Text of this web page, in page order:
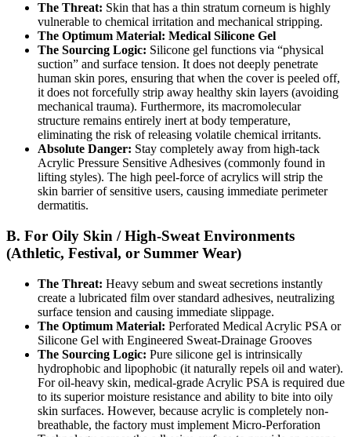
The Threat: Skin that has a thin stratum corneum is highly
vulnerable to chemical irritation and mechanical stripping.
The Optimum Material: Medical Silicone Gel
The Sourcing Logic: Silicone gel functions via “physical
suction” and surface tension. It does not deeply penetrate
human skin pores, ensuring that when the cover is peeled off,
it does not forcefully strip away healthy skin layers (avoiding
mechanical trauma). Furthermore, its macromolecular
structure remains entirely inert at body temperature,
eliminating the risk of releasing volatile chemical irritants.
Absolute Danger: Stay completely away from high-tack
Acrylic Pressure Sensitive Adhesives (commonly found in
lifting styles). The high peel-force of acrylics will strip the
skin barrier of sensitive users, causing immediate perimeter
dermatitis.
B. For Oily Skin / High-Sweat Environments
(Athletic, Festival, or Summer Wear)
The Threat: Heavy sebum and sweat secretions instantly
create a lubricated film over standard adhesives, neutralizing
surface tension and causing immediate slippage.
The Optimum Material: Perforated Medical Acrylic PSA or
Silicone Gel with Engineered Sweat-Drainage Grooves
The Sourcing Logic: Pure silicone gel is intrinsically
hydrophobic and lipophobic (it naturally repels oil and water).
For oil-heavy skin, medical-grade Acrylic PSA is required due
to its superior moisture resistance and ability to bite into oily
skin surfaces. However, because acrylic is completely non-
breathable, the factory must implement Micro-Perforation